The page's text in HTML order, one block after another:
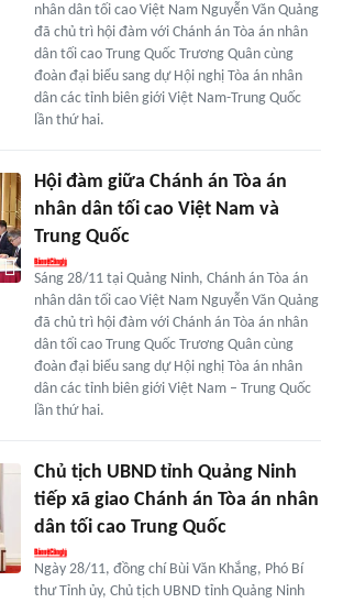
nhân dân tối cao Việt Nam Nguyễn Văn Quảng
đã chủ trì hội đàm với Chánh án Tòa án nhân
dân tối cao Trung Quốc Trương Quân cùng
đoàn đại biểu sang dự Hội nghị Tòa án nhân
dân các tỉnh biên giới Việt Nam-Trung Quốc
lần thứ hai.
Hội đàm giữa Chánh án Tòa án
nhân dân tối cao Việt Nam và
Trung Quốc
Sáng 28/11 tại Quảng Ninh, Chánh án Tòa án
nhân dân tối cao Việt Nam Nguyễn Văn Quảng
đã chủ trì hội đàm với Chánh án Tòa án nhân
dân tối cao Trung Quốc Trương Quân cùng
đoàn đại biểu sang dự Hội nghị Tòa án nhân
dân các tỉnh biên giới Việt Nam – Trung Quốc
lần thứ hai.
Chủ tịch UBND tỉnh Quảng Ninh
tiếp xã giao Chánh án Tòa án nhân
dân tối cao Trung Quốc
Ngày 28/11, đồng chí Bùi Văn Khắng, Phó Bí
thư Tỉnh ủy, Chủ tịch UBND tỉnh Quảng Ninh